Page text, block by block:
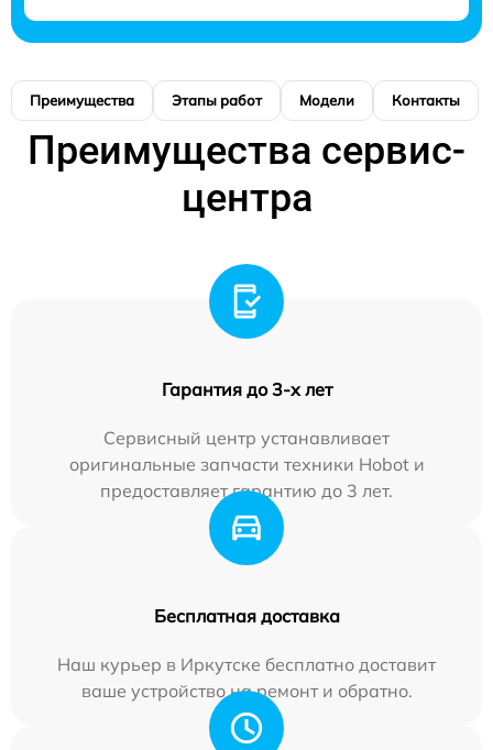
Преимущества Этапы работ Модели Контакты
Преимущества сервис-
центра
Гарантия до 3-х лет
Сервисный центр устанавливает
оригинальные запчасти техники Hobot и
предоставляет гарантию до 3 лет.
Бесплатная доставка
Наш курьер в Иркутске бесплатно доставит
ваше устройство на ремонт и обратно.